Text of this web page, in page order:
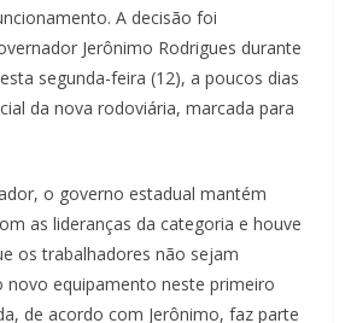
A decisão foi
Jerônimo Rodrigues durante
segunda-feira (12), a poucos dias
da nova rodoviária, marcada para
o governo estadual mantém
as lideranças da categoria e houve
os trabalhadores não sejam
novo equipamento neste primeiro
de acordo com Jerônimo, faz parte